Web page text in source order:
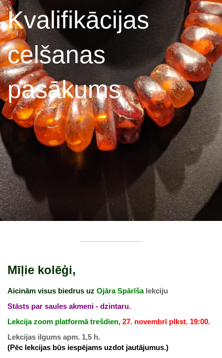
Kvalifikācijas
celšanas
pasākums
Mīļie kolēģi,
Aicinām visus biedrus uz Ojāra Spārīšalekciju
Stāsts par saules akmeni - dzintaru.
Lekcija zoom platformā trešdien, 27. novembrī plkst. 19:00.
Lekcijas ilgums apm. 1,5 h.
(Pēc lekcijas būs iespējams uzdot jautājumus.)